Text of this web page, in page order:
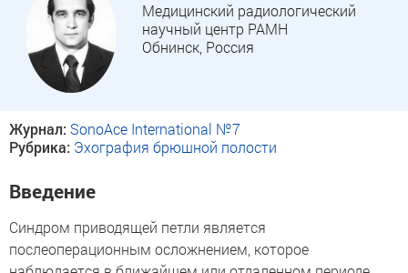
Медицинский радиологический
научный центр РАМН
Обнинск, Россия
Журнал: SonoAce International №7
Рубрика: Эхография брюшной полости
Введение
Синдром приводящей петли является
послеоперационным осложнением, которое